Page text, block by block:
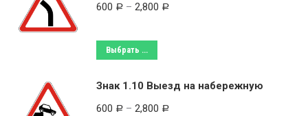
600 Р – 2,800 Р
Выбрать ...
Знак 1.10 Выезд на набережную
600 Р – 2,800 Р